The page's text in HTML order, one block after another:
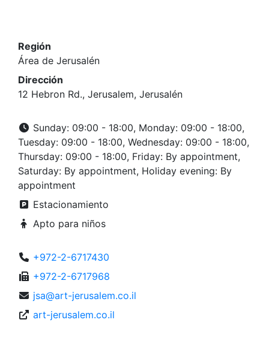
Región
Área de Jerusalén
Dirección
12 Hebron Rd., Jerusalem, Jerusalén
Sunday: 09:00 - 18:00, Monday: 09:00 - 18:00,
Tuesday: 09:00 - 18:00, Wednesday: 09:00 - 18:00,
Thursday: 09:00 - 18:00, Friday: By appointment,
Saturday: By appointment, Holiday evening: By
appointment
Estacionamiento
Apto para niños
+972-2-6717430
+972-2-6717968
jsa@art-jerusalem.co.il
art-jerusalem.co.il